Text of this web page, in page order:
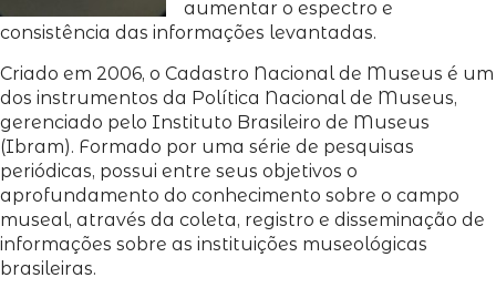
aumentar o espectro e
consistência das informações levantadas.
Criado em 2006, o Cadastro Nacional de Museus é um
dos instrumentos da Política Nacional de Museus,
gerenciado pelo Instituto Brasileiro de Museus
(Ibram). Formado por uma série de pesquisas
periódicas, possui entre seus objetivos o
aprofundamento do conhecimento sobre o campo
museal, através da coleta, registro e disseminação de
informações sobre as instituições museológicas
brasileiras.